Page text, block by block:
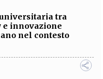
tra
e innovazione
nel contesto